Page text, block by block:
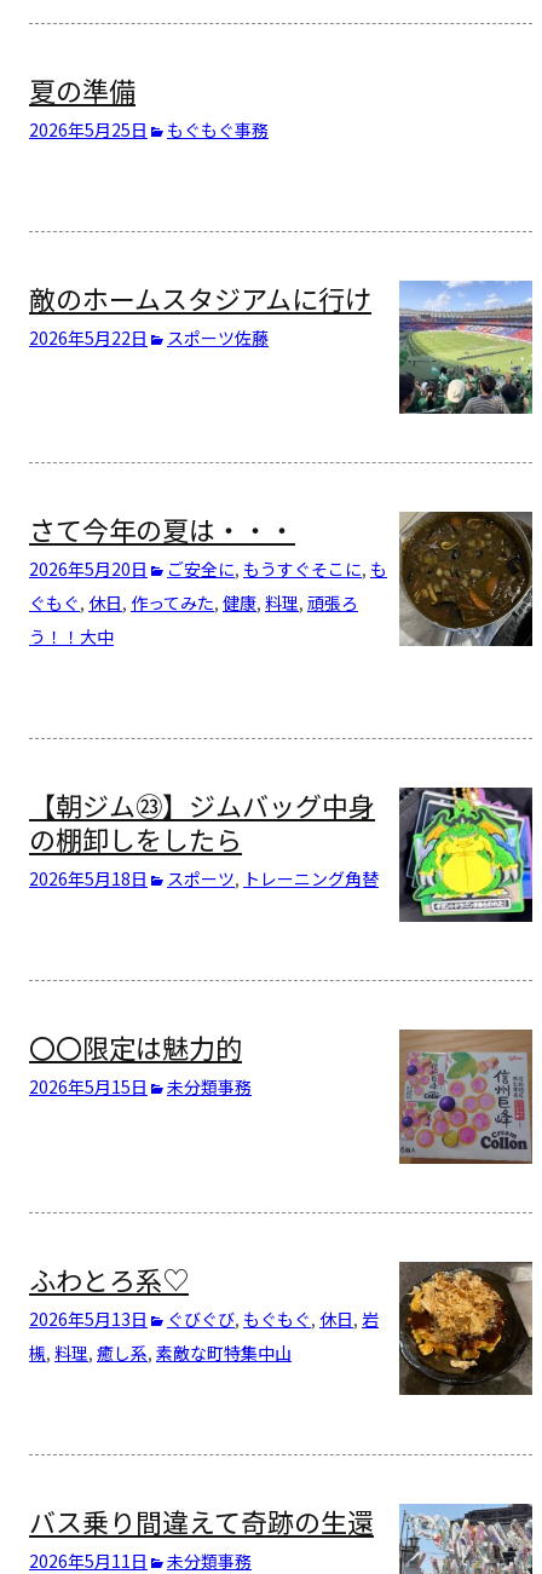
夏の準備
2026年5月25日 もぐもぐ事務
敵のホームスタジアムに行け
2026年5月22日 スポーツ佐藤
さて今年の夏は・・・
2026年5月20日 ご安全に, もうすぐそこに, も
ぐもぐ, 休日, 作ってみた, 健康, 料理, 頑張ろ
う！！ 大中
【朝ジム㉓】ジムバッグ中身
の棚卸しをしたら
2026年5月18日 スポーツ, トレーニング角替
〇〇限定は魅力的
2026年5月15日 未分類事務
ふわとろ系♡
2026年5月13日 ぐびぐび, もぐもぐ, 休日, 岩
槻, 料理, 癒し系, 素敵な町特集中山
バス乗り間違えて奇跡の生還
2026年5月11日 未分類事務